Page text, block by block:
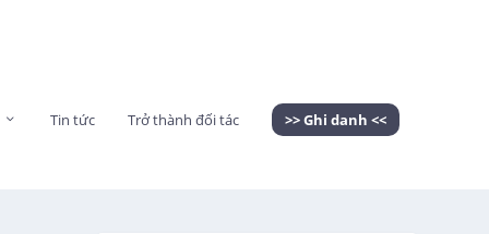
Tin tức Trở thành đối tác >> Ghi danh <<